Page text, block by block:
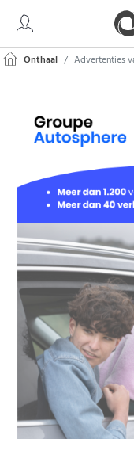
Onthaal Advertenties